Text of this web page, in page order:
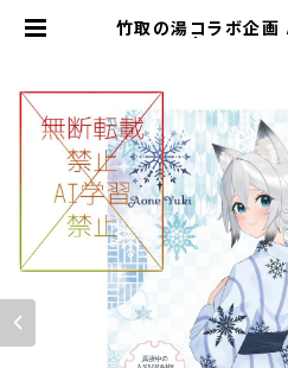
竹取の湯コラボ企画 A5サイズアクリ